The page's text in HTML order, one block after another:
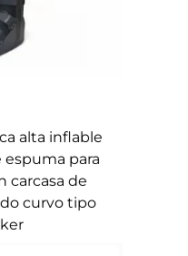
alta inflable
para
carcasa de
curvo tipo